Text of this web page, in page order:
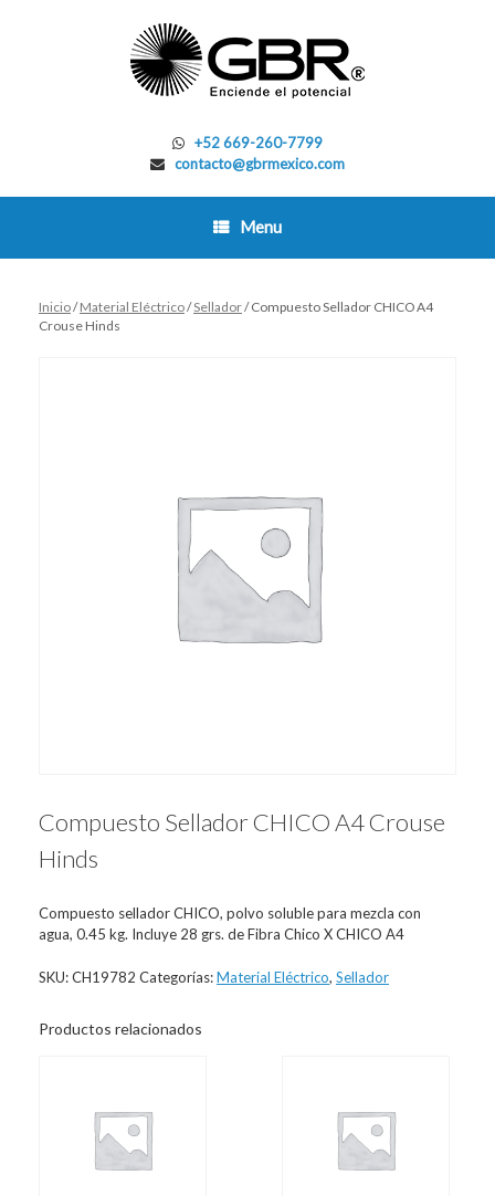
+52 669-260-7799
contacto@gbrmexico.com
Menu
Inicio/Material Eléctrico/Sellador/ Compuesto Sellador CHICO A4
Crouse Hinds
Compuesto Sellador CHICO A4 Crouse
Hinds
Compuesto sellador CHICO, polvo soluble para mezcla con
agua, 0.45 kg. Incluye 28 grs. de Fibra Chico X CHICO A4
SKU:CH19782 Categorías:Material Eléctrico, Sellador
Productos relacionados